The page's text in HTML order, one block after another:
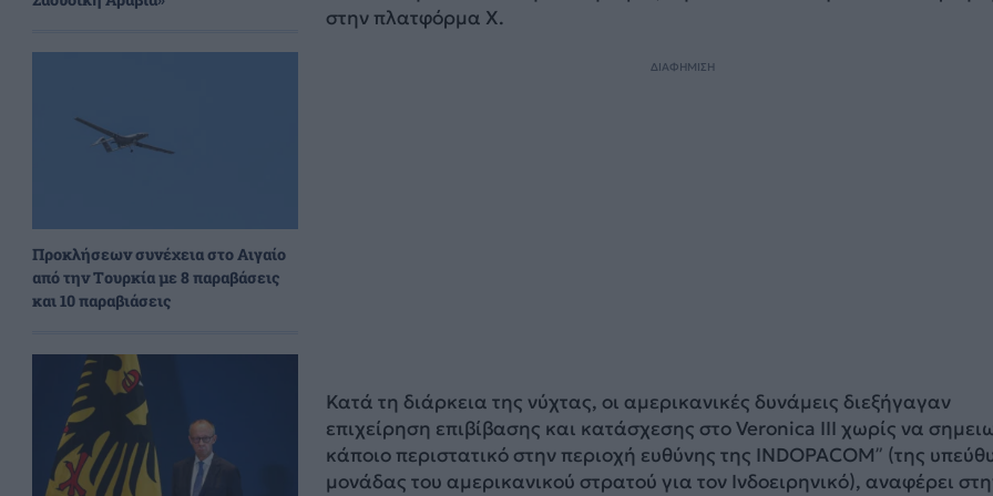
Προκλήσεων συνέχεια στο Αιγαίο
από την Τουρκία με 8 παραβάσεις
και 10 παραβιάσεις
στην πλατφόρμα X.
ΔΙΑΦΗΜΙΣΗ
Κατά τη διάρκεια της νύχτας, οι αμερικανικές δυνάμεις διεξήγαγαν
επιχείρηση επιβίβασης και κατάσχεσης στο Veronica III χωρίς να
κάποιο περιστατικό στην περιοχή ευθύνης της INDOPACOM” (της
μονάδας του αμερικανικού στρατού για τον Ινδοειρηνικό), αναφέρει